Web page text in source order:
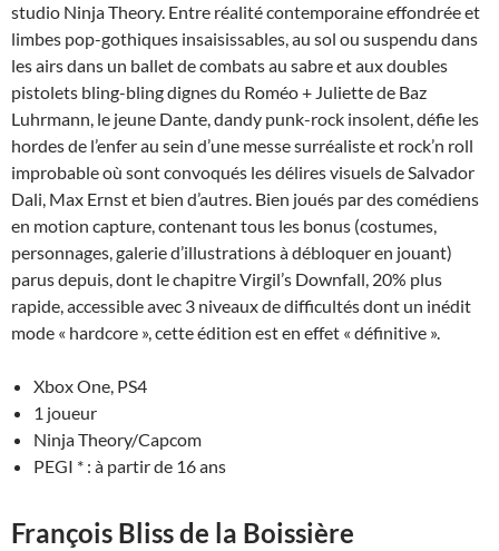
studio Ninja Theory. Entre réalité contemporaine effondrée et
limbes pop-gothiques insaisissables, au sol ou suspendu dans
les airs dans un ballet de combats au sabre et aux doubles
pistolets bling-bling dignes du Roméo + Juliette de Baz
Luhrmann, le jeune Dante, dandy punk-rock insolent, défie les
hordes de l’enfer au sein d’une messe surréaliste et rock’n roll
improbable où sont convoqués les délires visuels de Salvador
Dali, Max Ernst et bien d’autres. Bien joués par des comédiens
en motion capture, contenant tous les bonus (costumes,
personnages, galerie d’illustrations à débloquer en jouant)
parus depuis, dont le chapitre Virgil’s Downfall, 20% plus
rapide, accessible avec 3 niveaux de difficultés dont un inédit
mode « hardcore », cette édition est en effet « définitive ».
Xbox One, PS4
1 joueur
Ninja Theory/Capcom
PEGI * : à partir de 16 ans
François Bliss de la Boissière